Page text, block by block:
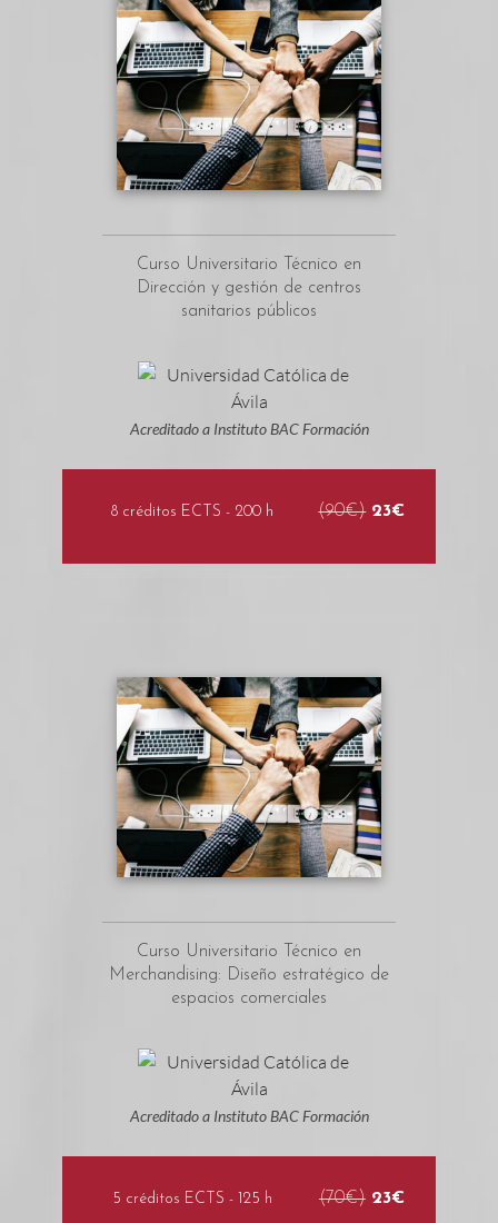
Curso Universitario Técnico en
Dirección y gestión de centros
sanitarios públicos
Acreditado a Instituto BAC Formación
8 créditos ECTS - 200 h (90€) 23€
Curso Universitario Técnico en
Merchandising: Diseño estratégico de
espacios comerciales
Acreditado a Instituto BAC Formación
5 créditos ECTS - 125 h (70€) 23€